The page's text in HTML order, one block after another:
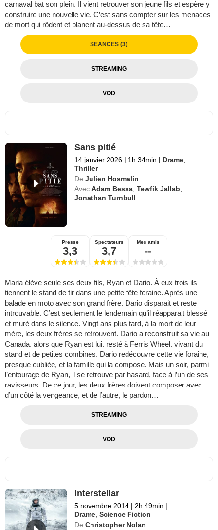
carnaval bat son plein. Il vient retrouver son jeune fils et espère y
construire une nouvelle vie. C’est sans compter sur les menaces
de mort qui rôdent et planent au-dessus de sa tête…
SÉANCES (3)
STREAMING
VOD
Sans pitié
14 janvier 2026 | 1h 34min | Drame
Thriller
De Julien Hosmalin
Avec Adam Bessa ,Tewfik Jallab
Jonathan Turnbull
Presse
3,3
Spectateurs
3,7
Mes amis
--
Maria élève seule ses deux fils, Ryan et Dario. À eux trois ils
tiennent le stand de tir dans une petite fête foraine. Après une
balade en moto avec son grand frère, Dario disparait et reste
introuvable. C’est seulement le lendemain qu’il réapparait blessé
et muré dans le silence. Vingt ans plus tard, à la mort de leur
mère, les deux frères se retrouvent. Dario a reconstruit sa vie au
Canada, alors que Ryan est lui, resté à Ferris Wheel, vivant du
stand et de petites combines. Dario redécouvre cette vie foraine,
presque oubliée, et la famille qui la compose. Mais un soir, parmi
l’entourage de Ryan, il se retrouve par hasard, face à l’un de ses
ravisseurs. De ce jour, les deux frères doivent composer avec
d’un côté la vengeance, et de l’autre, le pardon…
STREAMING
VOD
Interstellar
5 novembre 2014 | 2h 49min |
Drame ,Science Fiction
De Christopher Nolan